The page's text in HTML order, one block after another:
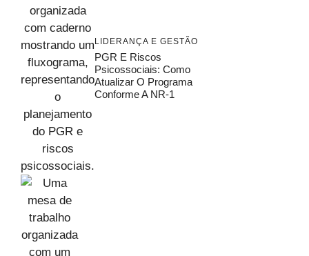
LIDERANÇA E GESTÃO
PGR E Riscos
Psicossociais: Como
Atualizar O Programa
Conforme A NR-1